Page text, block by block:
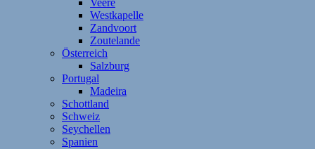
Veere
Westkapelle
Zandvoort
Zoutelande
Österreich
Salzburg
Portugal
Madeira
Schottland
Schweiz
Seychellen
Spanien